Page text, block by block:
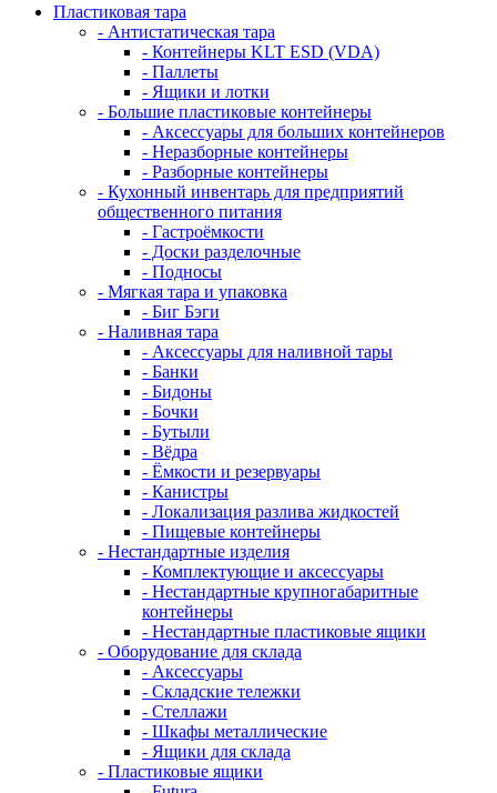
Пластиковая тара
- Антистатическая тара
- Контейнеры KLT ESD (VDA)
- Паллеты
- Ящики и лотки
- Большие пластиковые контейнеры
- Аксессуары для больших контейнеров
- Неразборные контейнеры
- Разборные контейнеры
- Кухонный инвентарь для предприятий
общественного питания
- Гастроёмкости
- Доски разделочные
- Подносы
- Мягкая тара и упаковка
- Биг Бэги
- Наливная тара
- Аксессуары для наливной тары
- Банки
- Бидоны
- Бочки
- Бутыли
- Вёдра
- Ёмкости и резервуары
- Канистры
- Локализация разлива жидкостей
- Пищевые контейнеры
- Нестандартные изделия
- Комплектующие и аксессуары
- Нестандартные крупногабаритные
контейнеры
- Нестандартные пластиковые ящики
- Оборудование для склада
- Аксессуары
- Складские тележки
- Стеллажи
- Шкафы металлические
- Ящики для склада
- Пластиковые ящики